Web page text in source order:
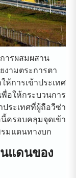
ารผสมผสาน
ามตระการตา
ห้การเข้าประเทศ
อให้กระบวนการ
เทศที่ผู้ถือวีซ่า
รอบคลุมจุดเข้า
มแดนทางบก
แดนของ